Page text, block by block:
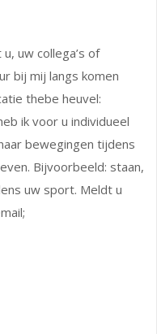
uw collega’s of
bij mij langs komen
thebe heuvel:
ik voor u individueel
bewegingen tijdens
Bijvoorbeeld: staan,
uw sport. Meldt u